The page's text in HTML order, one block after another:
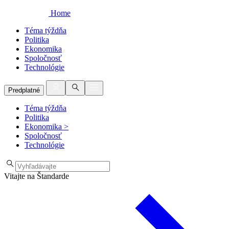
Home
Téma týždňa
Politika
Ekonomika
Spoločnosť
Technológie
Predplatné
Téma týždňa
Politika
Ekonomika >
Spoločnosť
Technológie
Vitajte na Štandarde